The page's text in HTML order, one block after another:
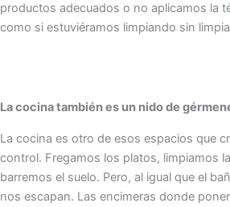
productos adecuados o no aplicamos la
como si estuviéramos limpiando sin
La cocina también es un nido de
La cocina es otro de esos espacios que
control. Fregamos los platos, limpiamos
barremos el suelo. Pero, al igual que el
nos escapan. Las encimeras donde